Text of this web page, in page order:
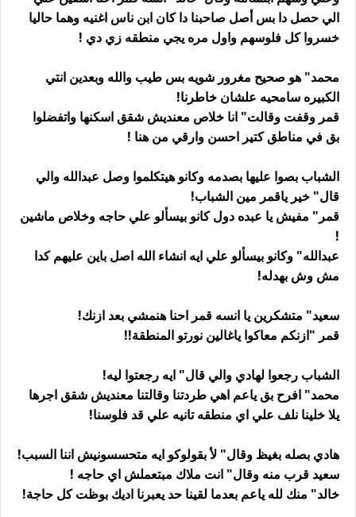
الي حصل دا بس أصل صاحبنا دا كان ابن ناس اغنيه وهما حاليا
خسروا كل فلوسهم واول مره يجي منطقه زي دي !
محمد" هو صحيح مغرور شويه بس طيب والله وبعدين انتي
الكبيره سامحيه علشان خاطرنا!
قمر وقفت وقالت" انا خلاص معنديش شقق اسكنها واتفضلوا
بق في مناطق كتير احسن وارقي من هنا !
الشباب بصوا عليها بصدمه وكانو هيتكلموا وصل عبدالله والي
قال" خير ياقمر مين الشباب!
قمر" مفيش يا عبده دول كانو بيسألو علي حاجه وخلاص ماشين
!
عبدالله" وكانو بيسألو علي ايه انشاء الله اصل باين عليهم كدا
مش وش بهدله!
سعيد" متشكرين يا انسه قمر احنا هنمشي بعد ازنك!
قمر "ازنكم معاكوا ياغالين نورتو المنطقة!!
الشباب رجعوا لهادي والي قال" ايه رجعتوا ليه!
محمد" افرح بق ياعم اهي طردتنا وقالتنا معنديش شقق اجرها
يلا خلينا نلف علي اي منطقه تانيه علي قد فلوسنا!
هادي بصله بغيظ وقال" لأ بقولوكو ايه متحسسونيش اننا السبب!
سعيد قرب منه وقال" انت ملاك مبتعملش اي حاجه !
خالد" منك لله ياعم بعدما لقينا حد يعبرنا اديك بوظت كل حاجة!